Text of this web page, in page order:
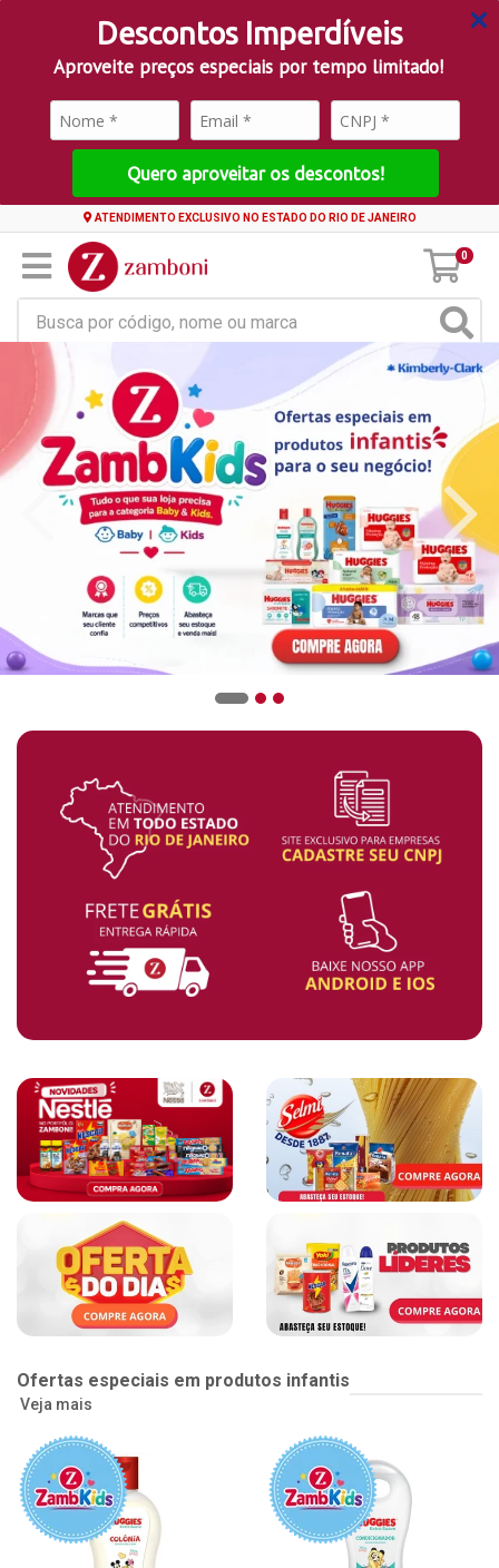
Descontos Imperdíveis
Aproveite preços especiais por tempo limitado!
Quero aproveitar os descontos!
ATENDIMENTO EXCLUSIVO NO ESTADO DO RIO DE JANEIRO
0
Ofertas especiais em produtos infantis
Veja mais